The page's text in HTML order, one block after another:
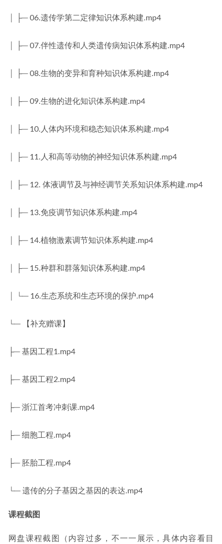
│ ├─ 06.遗传学第二定律知识体系构建.mp4
│ ├─ 07.伴性遗传和人类遗传病知识体系构建.mp4
│ ├─ 08.生物的变异和育种知识体系构建.mp4
│ ├─ 09.生物的进化知识体系构建.mp4
│ ├─ 10.人体内环境和稳态知识体系构建.mp4
│ ├─ 11.人和高等动物的神经知识体系构建.mp4
│ ├─ 12. 体液调节及与神经调节关系知识体系构建.mp4
│ ├─ 13.免疫调节知识体系构建.mp4
│ ├─ 14.植物激素调节知识体系构建.mp4
│ ├─ 15.种群和群落知识体系构建.mp4
│ └─ 16.生态系统和生态环境的保护.mp4
└─ 【补充赠课】
├─ 基因工程1.mp4
├─ 基因工程2.mp4
├─ 浙江首考冲刺课.mp4
├─ 细胞工程.mp4
├─ 胚胎工程.mp4
└─ 遗传的分子基因之基因的表达.mp4
课程截图
网盘课程截图（内容过多，不一一展示，具体内容看目